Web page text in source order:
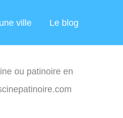
ville Le blog
ou patinoire en